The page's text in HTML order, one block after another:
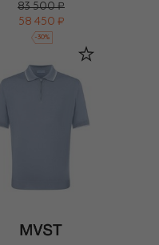
83 500 ₽
58 450 ₽
-30%